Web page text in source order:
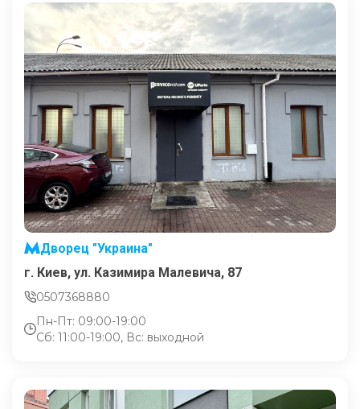
Дворец "Украина"
г. Киев, ул. Казимира Малевича, 87
0507368880
Пн-Пт: 09:00-19:00
Сб: 11:00-19:00, Вс: выходной